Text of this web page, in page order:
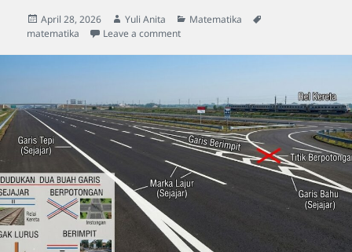
Posted
on
April 28, 2026 Author
Yuli Anita Categories
Matematika
matematika
Leave a commenton